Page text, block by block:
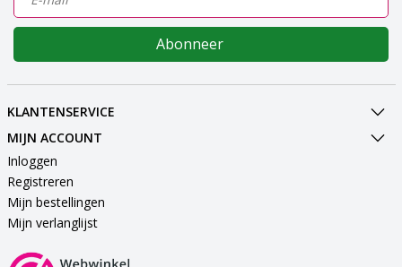
Abonneer
KLANTENSERVICE
MIJN ACCOUNT
Inloggen
Registreren
Mijn bestellingen
Mijn verlanglijst